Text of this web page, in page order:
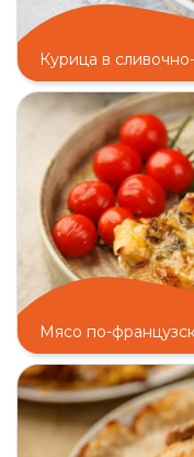
Курица в
Мясо по-